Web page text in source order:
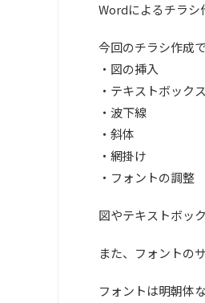
Wordによるチラシ
今回のチラシ作成
・図の挿入
・テキストボック
・波下線
・斜体
・網掛け
・フォントの調整
図やテキストボッ
また、フォントの
フォントは明朝体